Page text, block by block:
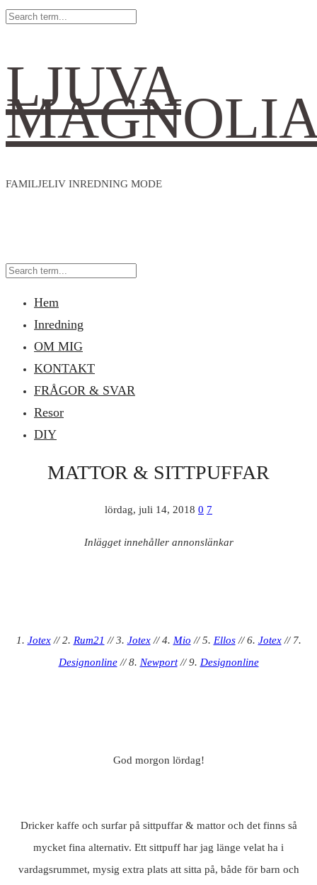
LJUVA
FAMILJELIV INREDNING MODE
Hem
Inredning
OM MIG
KONTAKT
FRÅGOR & SVAR
Resor
DIY
MATTOR & SITTPUFFAR
lördag, juli 14, 2018 0 7
Inlägget innehåller annonslänkar
1. Jotex// 2. Rum21 // 3. Jotex// 4. Mio // 5. Ellos// 6. Jotex// 7.
Designonline// 8. Newport// 9. Designonline
God morgon lördag!
Dricker kaffe och surfar på sittpuffar & mattor och det finns så
mycket fina alternativ. Ett sittpuff har jag länge velat ha i
vardagsrummet, mysig extra plats att sitta på, både för barn och